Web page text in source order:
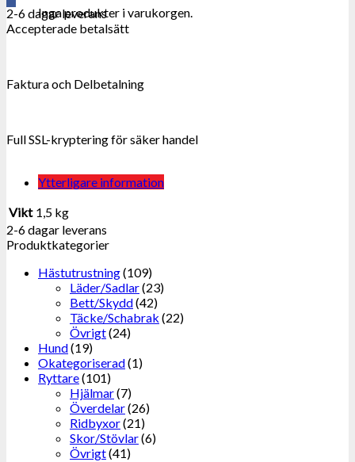
Inga produkter i varukorgen.
2-6 dagar leverans
Accepterade betalsätt
Faktura och Delbetalning
Full SSL-kryptering för säker handel
Ytterligare information
Vikt 1,5 kg
2-6 dagar leverans
Produktkategorier
Hästutrustning(109)
Läder/Sadlar(23)
Bett/Skydd(42)
Täcke/Schabrak (22)
Övrigt(24)
Hund(19)
Okategoriserad(1)
Ryttare(101)
Hjälmar(7)
Överdelar(26)
Ridbyxor(21)
Skor/Stövlar(6)
Övrigt(41)